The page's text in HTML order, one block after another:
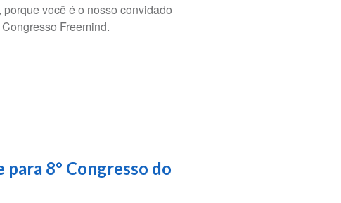
você é o nosso convidado
Freemind.
8º Congresso do